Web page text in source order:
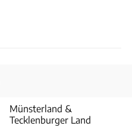
Münsterland &
Tecklenburger Land